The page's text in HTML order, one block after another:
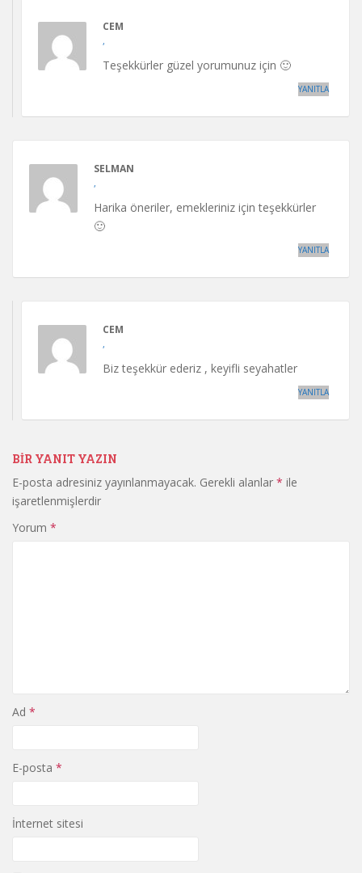
CEM
,
Teşekkürler güzel yorumunuz için 🙂
YANITLA
SELMAN
,
Harika öneriler, emekleriniz için teşekkürler
🙂
YANITLA
CEM
,
Biz teşekkür ederiz , keyifli seyahatler
YANITLA
BIR YANIT YAZIN
E-posta adresiniz yayınlanmayacak. Gerekli alanlar * ile
işaretlenmişlerdir
Yorum *
Ad *
E-posta *
İnternet sitesi